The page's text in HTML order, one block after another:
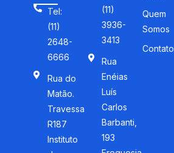
Tel:
(11)
2648-
6666
Rua do
Matão.
Travessa
R187
Instituto
(11)
3936-
3413
Rua
Enéias
Luís
Carlos
Barbanti,
193
Quem
Somos
Contato